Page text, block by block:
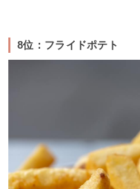
8位：フライドポテト